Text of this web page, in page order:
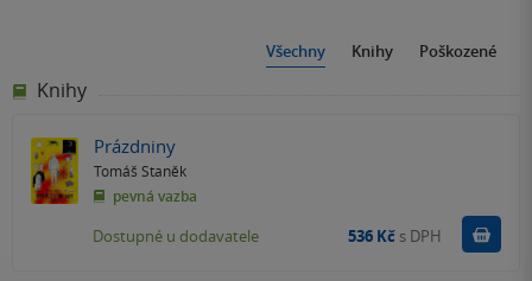
Všechny Knihy Poškozené
Knihy
Prázdniny
Tomáš Staněk
pevná vazba
Dostupné u dodavatele 536 Kč s DPH